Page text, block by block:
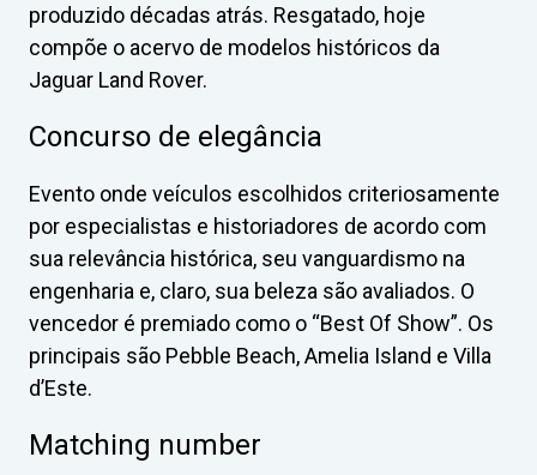
produzido décadas atrás. Resgatado, hoje
compõe o acervo de modelos históricos da
Jaguar Land Rover.
Concurso de elegância
Evento onde veículos escolhidos criteriosamente
por especialistas e historiadores de acordo com
sua relevância histórica, seu vanguardismo na
engenharia e, claro, sua beleza são avaliados. O
vencedor é premiado como o “Best Of Show”. Os
principais são Pebble Beach, Amelia Island e Villa
d’Este.
Matching number